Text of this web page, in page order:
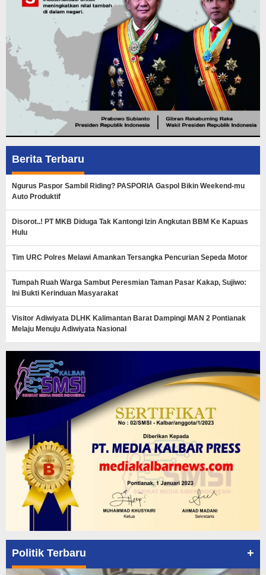
Berita Terbaru
Ngurus Paspor Sambil Riding? PASPORIA Gaspol Bikin Weekend-mu
Auto Produktif
Disorot..! PT MKB Diduga Tak Kantongi Izin Angkutan BBM Ke Kapuas
Hulu
Tim URC Polres Melawi Amankan Tersangka Pencurian Sepeda Motor
Tumpah Ruah Warga Sambut Peresmian Taman Pasar Kakap, Sujiwo:
Ini Bukti Kerinduan Masyarakat
Visitor Adiwiyata DLHK Kalimantan Barat Dampingi MAN 2 Pontianak
Melaju Menuju Adiwiyata Nasional
Politik Terbaru +